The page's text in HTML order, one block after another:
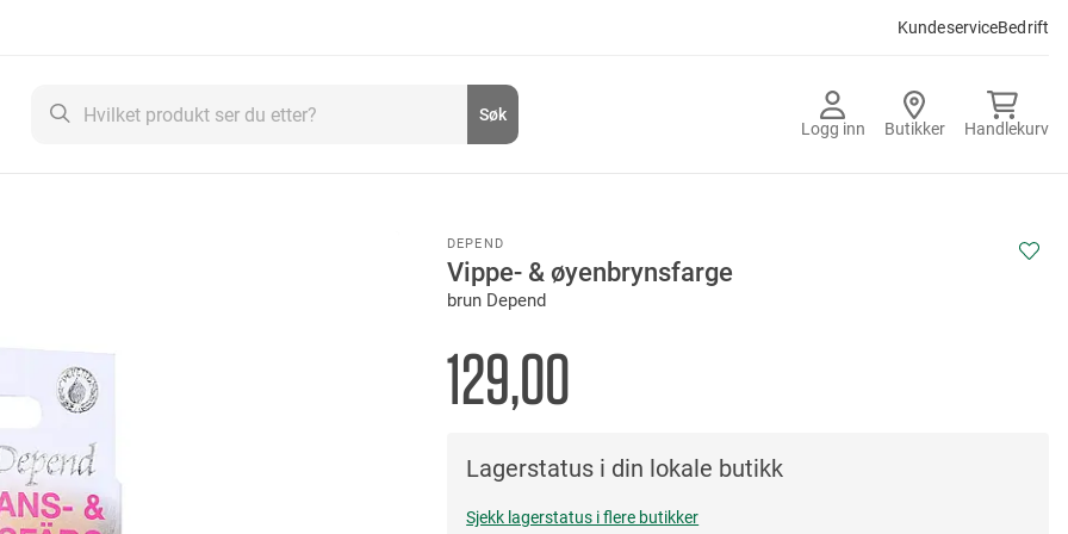
KundeserviceBedrift
Logg inn Butikker Handlekurv
Søk
DEPEND
Vippe- & øyenbrynsfarge
brun Depend
129,00
Lagerstatus i din lokale butikk
Sjekk lagerstatus i flere butikker